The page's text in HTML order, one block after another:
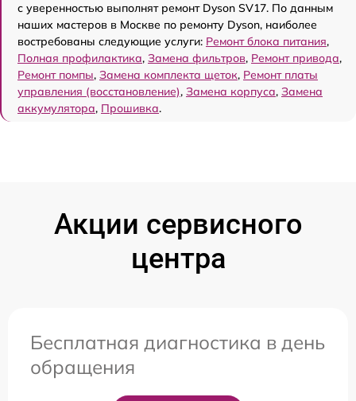
с уверенностью выполнят ремонт Dyson SV17. По данным
наших мастеров в Москве по ремонту Dyson, наиболее
востребованы следующие услуги: Ремонт блока питания,
Полная профилактика, Замена фильтров, Ремонт привода,
Ремонт помпы, Замена комплекта щеток, Ремонт платы
управления (восстановление), Замена корпуса, Замена
аккумулятора, Прошивка.
Акции сервисного
центра
Бесплатная диагностика в день
обращения